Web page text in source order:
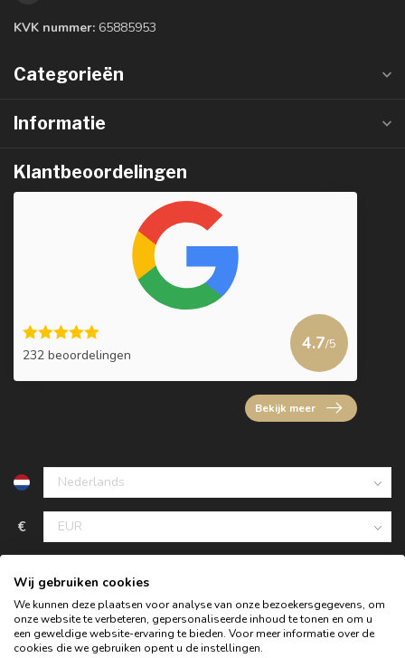
KVK nummer: 65885953
Categorieën
Informatie
Klantbeoordelingen
232 beoordelingen
4.7/5
Bekijk meer
€
Wij gebruiken cookies
We kunnen deze plaatsen voor analyse van onze bezoekersgegevens, om
onze website te verbeteren, gepersonaliseerde inhoud te tonen en om u
een geweldige website-ervaring te bieden. Voor meer informatie over de
cookies die we gebruiken opent u de instellingen.